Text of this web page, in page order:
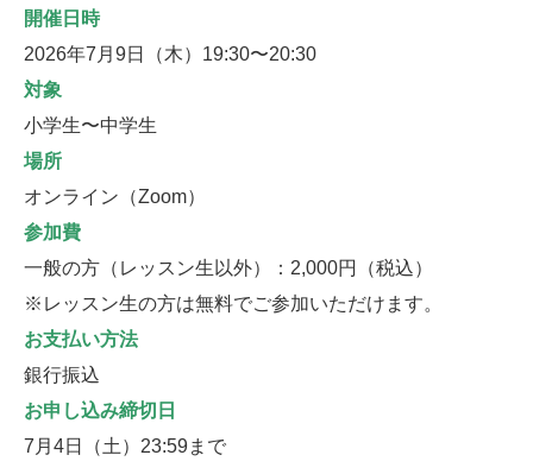
開催日時
2026年7月9日（木）19:30〜20:30
対象
小学生〜中学生
場所
オンライン（Zoom）
参加費
一般の方（レッスン生以外）：2,000円（税込）
※レッスン生の方は無料でご参加いただけます。
お支払い方法
銀行振込
お申し込み締切日
7月4日（土）23:59まで